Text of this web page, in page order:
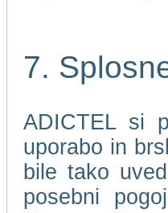
7.
ADICTEL si
uporabo in
bile tako
posebni